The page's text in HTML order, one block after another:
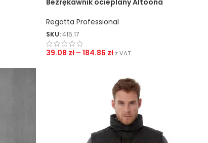
Bezrękawnik ocieplany Altoona
Regatta Professional
SKU:415.17
39.08 zł – 184.86 zł z VAT